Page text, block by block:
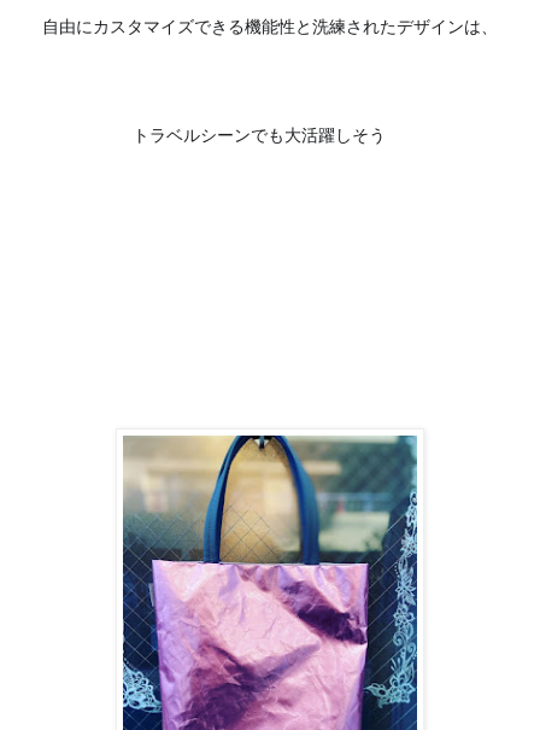
自由にカスタマイズできる機能性と洗練されたデザインは、
トラベルシーンでも大活躍しそう